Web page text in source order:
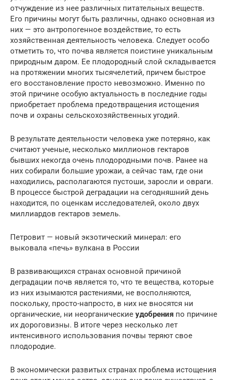
отчуждение из нее различных питательных веществ.
Его причины могут быть различны, однако основная из
них — это антропогенное воздействие, то есть
хозяйственная деятельность человека. Следует особо
отметить то, что почва является поистине уникальным
природным даром. Ее плодородный слой складывается
на протяжении многих тысячелетий, причем быстрое
его восстановление просто невозможно. Именно по
этой причине особую актуальность в последние годы
приобретает проблема предотвращения истощения
почв и охраны сельскохозяйственных угодий.
В результате деятельности человека уже потеряно, как
считают ученые, несколько миллионов гектаров
бывших некогда очень плодородными почв. Ранее на
них собирали большие урожаи, а сейчас там, где они
находились, располагаются пустоши, заросли и овраги.
В процессе быстрой деградации на сегодняшний день
находится, по оценкам исследователей, около двух
миллиардов гектаров земель.
Петровит — новый экзотический минерал: его
выковала «печь» вулкана в России
В развивающихся странах основной причиной
деградации почв является то, что те вещества, которые
из них изымаются растениями, не восполняются,
поскольку, просто-напросто, в них не вносятся ни
органические, ни неорганические удобрения по причине
их дороговизны. В итоге через несколько лет
интенсивного использования почвы теряют свое
плодородие.
В экономически развитых странах проблема истощения